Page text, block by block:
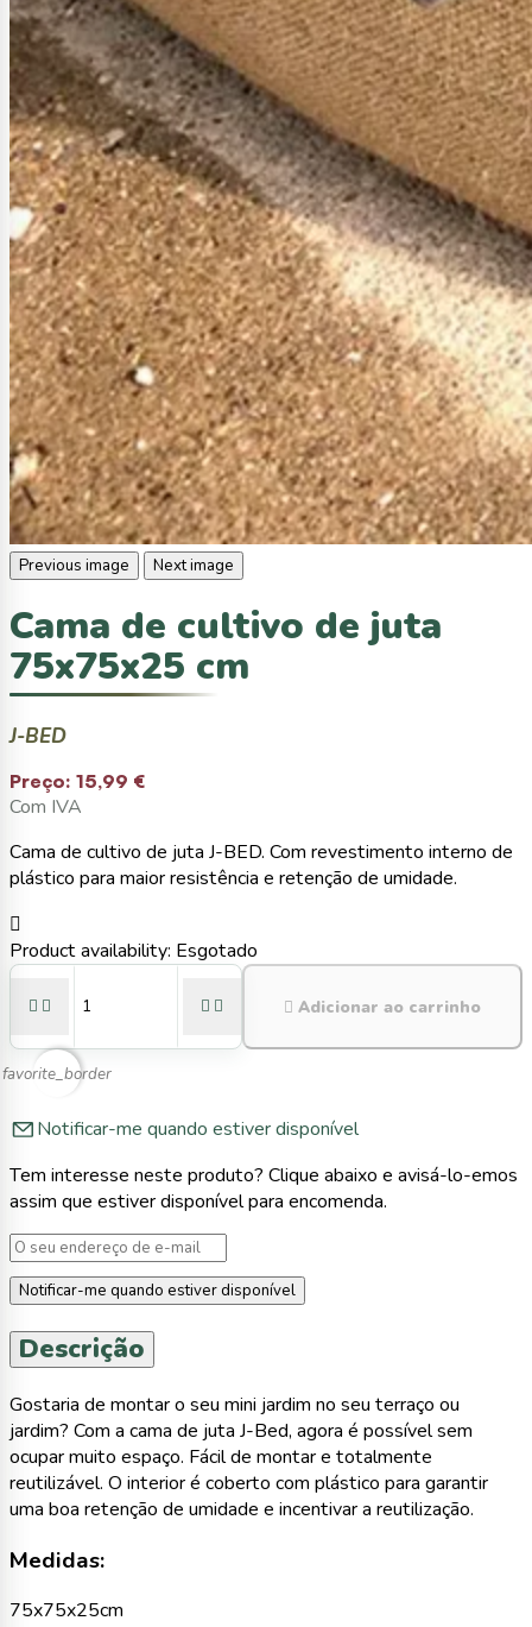
Previous image Next image
Cama de cultivo de juta
75x75x25 cm
J-BED
Preço: 15,99 €
Com IVA
Cama de cultivo de juta J-BED. Com revestimento interno de
plástico para maior resistência e retenção de umidade.

Product availability: Esgotado
     Adicionar ao carrinho
favorite_border
Notificar-me quando estiver disponível
Tem interesse neste produto? Clique abaixo e avisá-lo-emos
assim que estiver disponível para encomenda.
Notificar-me quando estiver disponível
Descrição
Gostaria de montar o seu mini jardim no seu terraço ou
jardim? Com a cama de juta J-Bed, agora é possível sem
ocupar muito espaço. Fácil de montar e totalmente
reutilizável. O interior é coberto com plástico para garantir
uma boa retenção de umidade e incentivar a reutilização.
Medidas:
75x75x25cm